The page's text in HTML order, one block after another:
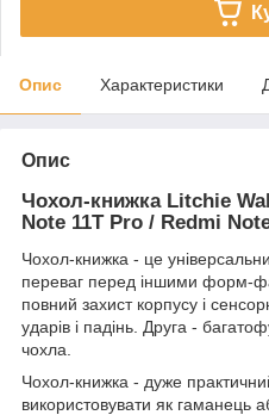
Опис Характеристики
Опис
Чохол-книжка Litchie
Note 11T Pro / Redmi
Чохол-книжка - це
переваг перед іншими форм-
повний захист корпусу і
ударів і падінь. Друга -
чохла.
Чохол-книжка - дуже
використовувати як гаманець